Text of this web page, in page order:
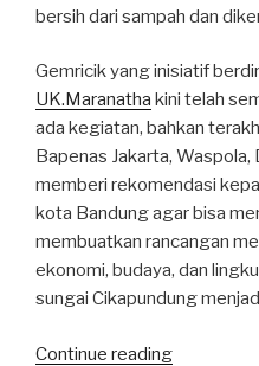
bersih dari sampah dan
Gemricik yang inisiatif
UK.Maranatha kini telah
ada kegiatan, bahkan
Bapenas Jakarta,
memberi rekomendasi
kota Bandung agar bisa
membuatkan rancangan
ekonomi, budaya, dan
sungai Cikapundung
Continue reading